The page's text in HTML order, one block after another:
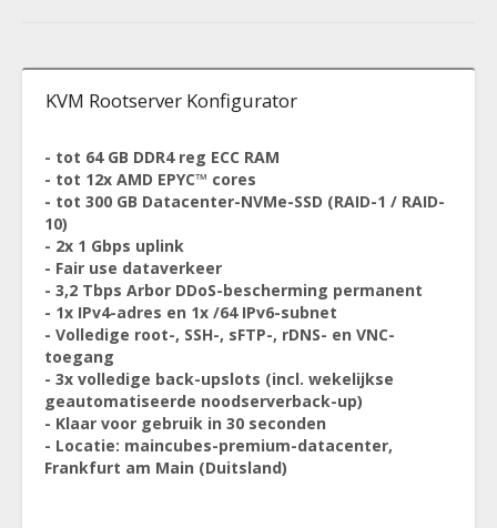
KVM Rootserver Konfigurator
- tot 64 GB DDR4 reg ECC RAM
- tot 12x AMD EPYC™ cores
- tot 300 GB Datacenter-NVMe-SSD (RAID-1 / RAID-
10)
- 2x 1 Gbps uplink
- Fair use dataverkeer
- 3,2 Tbps Arbor DDoS-bescherming permanent
- 1x IPv4-adres en 1x /64 IPv6-subnet
- Volledige root-, SSH-, sFTP-, rDNS- en VNC-
toegang
- 3x volledige back-upslots (incl. wekelijkse
geautomatiseerde noodserverback-up)
- Klaar voor gebruik in 30 seconden
- Locatie: maincubes-premium-datacenter,
Frankfurt am Main (Duitsland)